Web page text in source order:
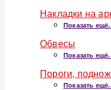
Накладки на
Показать
Обвесы
Показать
Пороги,
Показать